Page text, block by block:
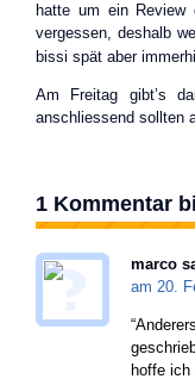
hatte um ein Review
vergessen, deshalb
bissi spät aber
Am Freitag gibt’s
anschliessend sollten
1 Kommentar
marco
am 20.
hoffe ich